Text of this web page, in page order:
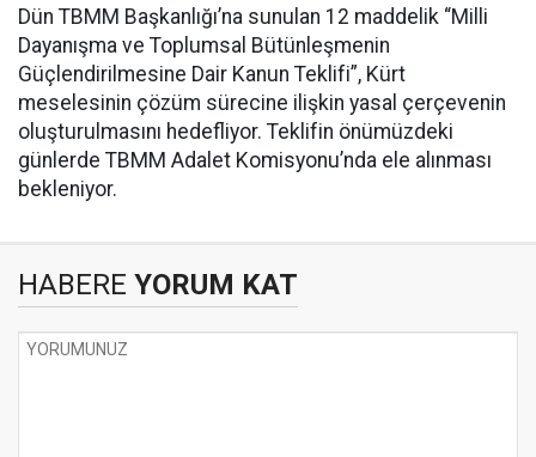
Dün TBMM Başkanlığı’na sunulan 12 maddelik “Milli
Dayanışma ve Toplumsal Bütünleşmenin
Güçlendirilmesine Dair Kanun Teklifi”, Kürt
meselesinin çözüm sürecine ilişkin yasal çerçevenin
oluşturulmasını hedefliyor. Teklifin önümüzdeki
günlerde TBMM Adalet Komisyonu’nda ele alınması
bekleniyor.
HABERE YORUM KAT